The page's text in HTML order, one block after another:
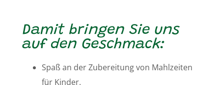
Damit bringen Sie uns
auf den Geschmack:
Spaß an der Zubereitung von Mahlzeiten
für Kinder.